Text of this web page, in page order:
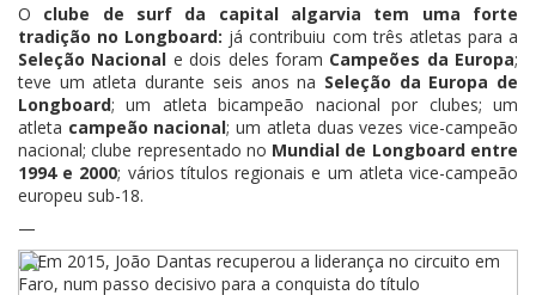
O clube de surf da capital algarvia tem uma forte
tradição no Longboard: já contribuiu com três atletas para a
Seleção Nacional e dois deles foram Campeões da Europa;
teve um atleta durante seis anos na Seleção da Europa de
Longboard; um atleta bicampeão nacional por clubes; um
atleta campeão nacional; um atleta duas vezes vice-campeão
nacional; clube representado no Mundial de Longboard entre
1994 e 2000; vários títulos regionais e um atleta vice-campeão
europeu sub-18.
—